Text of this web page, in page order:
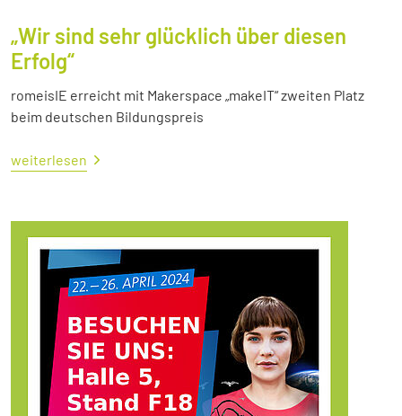
„Wir sind sehr glücklich über diesen
Erfolg“
romeisIE erreicht mit Makerspace „makeIT“ zweiten Platz
beim deutschen Bildungspreis
weiterlesen